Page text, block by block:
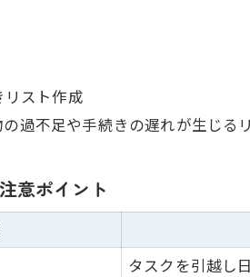
スト作成
過不足や手続きの遅れが生じ
意ポイント
タスクを引越し